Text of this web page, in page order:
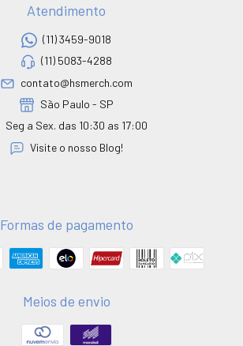
Atendimento
(11) 3459-9018
(11) 5083-4288
contato@hsmerch.com
São Paulo - SP
Seg a Sex. das 10:30 as 17:00
Visite o nosso Blog!
Formas de pagamento
Meios de envio